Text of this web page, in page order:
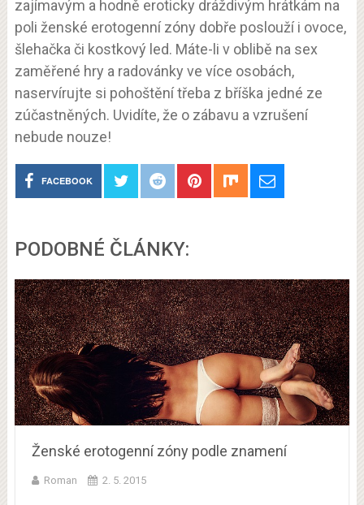
zajímavým a hodně eroticky dráždivým hrátkám na
poli ženské erotogenní zóny dobře poslouží i ovoce,
šlehačka či kostkový led. Máte-li v oblibě na sex
zaměřené hry a radovánky ve více osobách,
naservírujte si pohoštění třeba z bříška jedné ze
zúčastněných. Uvidíte, že o zábavu a vzrušení
nebude nouze!
FACEBOOK
PODOBNÉ ČLÁNKY:
Ženské erotogenní zóny podle znamení
Roman 2. 5. 2015